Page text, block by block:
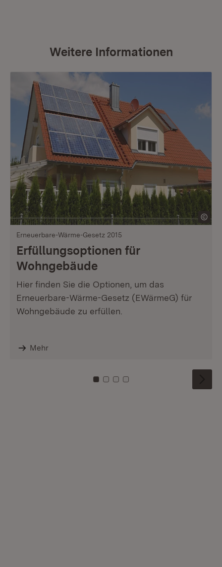
Weitere Informationen
Erneuerbare-Wärme-Gesetz 2015
Erfüllungsoptionen für
Wohngebäude
Hier finden Sie die Optionen, um das
Erneuerbare-Wärme-Gesetz (EWärmeG) für
Wohngebäude zu erfüllen.
Mehr
Zu Kachel: 0
Zu Kachel: 1
Zu Kachel: 2
Zu Kachel: 3